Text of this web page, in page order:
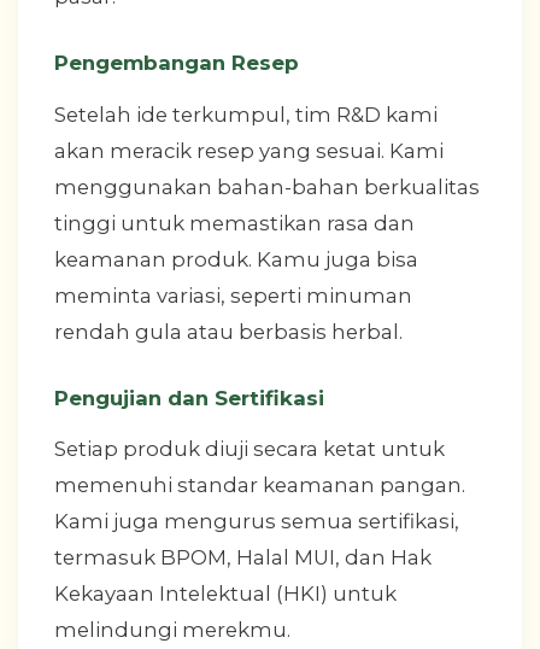
Pengembangan Resep
Setelah ide terkumpul, tim R&D kami
akan meracik resep yang sesuai. Kami
menggunakan bahan-bahan berkualitas
tinggi untuk memastikan rasa dan
keamanan produk. Kamu juga bisa
meminta variasi, seperti minuman
rendah gula atau berbasis herbal.
Pengujian dan Sertifikasi
Setiap produk diuji secara ketat untuk
memenuhi standar keamanan pangan.
Kami juga mengurus semua sertifikasi,
termasuk BPOM, Halal MUI, dan Hak
Kekayaan Intelektual (HKI) untuk
melindungi merekmu.